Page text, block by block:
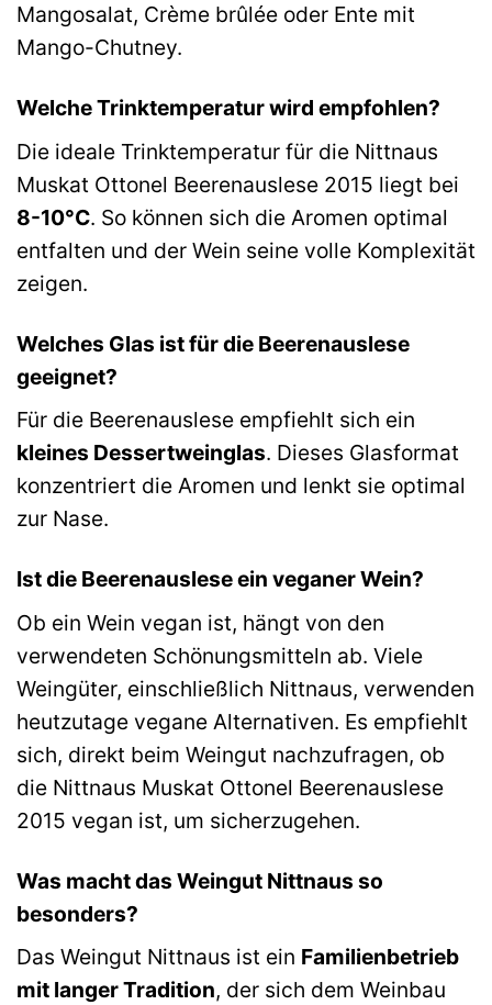
Mangosalat, Crème brûlée oder Ente mit
Mango-Chutney.
Welche Trinktemperatur wird empfohlen?
Die ideale Trinktemperatur für die Nittnaus
Muskat Ottonel Beerenauslese 2015 liegt bei
8-10°C. So können sich die Aromen optimal
entfalten und der Wein seine volle Komplexität
zeigen.
Welches Glas ist für die Beerenauslese
geeignet?
Für die Beerenauslese empfiehlt sich ein
kleines Dessertweinglas. Dieses Glasformat
konzentriert die Aromen und lenkt sie optimal
zur Nase.
Ist die Beerenauslese ein veganer Wein?
Ob ein Wein vegan ist, hängt von den
verwendeten Schönungsmitteln ab. Viele
Weingüter, einschließlich Nittnaus, verwenden
heutzutage vegane Alternativen. Es empfiehlt
sich, direkt beim Weingut nachzufragen, ob
die Nittnaus Muskat Ottonel Beerenauslese
2015 vegan ist, um sicherzugehen.
Was macht das Weingut Nittnaus so
besonders?
Das Weingut Nittnaus ist ein Familienbetrieb
mit langer Tradition, der sich dem Weinbau